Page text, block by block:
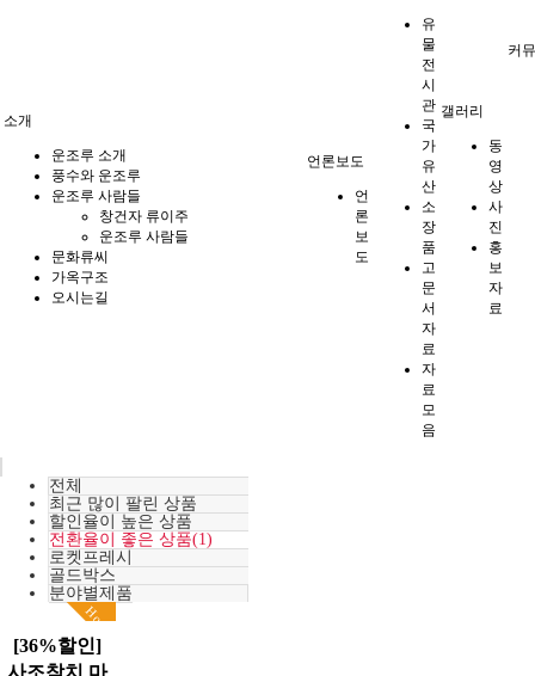
소개
운조루 소개
풍수와 운조루
운조루 사람들
창건자 류이주
운조루 사람들
문화류씨
가옥구조
오시는길
언론보도
언
론
보
도
유
물
전
시
관
국
가
유
산
소
장
품
고
문
서
자
료
자
료
모
음
갤러리
동
영
상
사
진
홍
보
자
료
커
전체
최근 많이 팔린 상품
할인율이 높은 상품
전환율이 좋은 상품(1)
로켓프레시
골드박스
분야별제품
Hot
[36%할인]